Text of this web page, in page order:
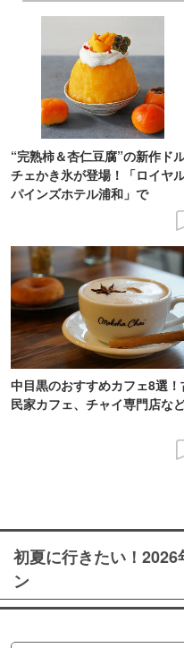
“完熟柿＆杏仁豆腐”の新作ド
チェかき氷が登場！「ロイヤ
パインズホテル浦和」で
中目黒のおすすめカフェ8選！
民家カフェ、チャイ専門店な
初夏に行きたい！
ン